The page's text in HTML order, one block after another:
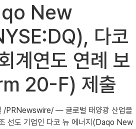
New
다코
계연도 연례 보
20-F) 제출
/PRNewswire/ — 글로벌 태양광 산업을
선도 기업인 다코 뉴 에너지(Daqo New